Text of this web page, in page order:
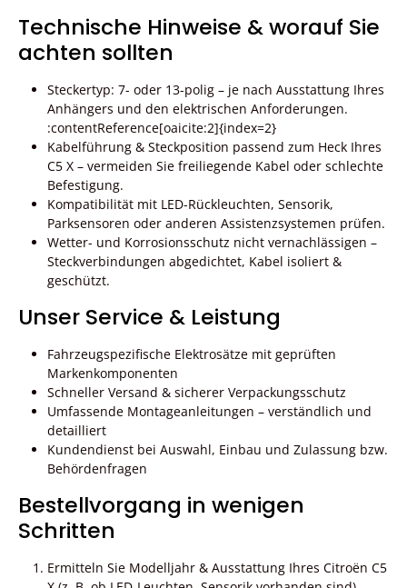
Technische Hinweise & worauf Sie
achten sollten
Steckertyp: 7- oder 13-polig – je nach Ausstattung Ihres
Anhängers und den elektrischen Anforderungen.
:contentReference[oaicite:2]{index=2}
Kabelführung & Steckposition passend zum Heck Ihres
C5 X – vermeiden Sie freiliegende Kabel oder schlechte
Befestigung.
Kompatibilität mit LED-Rückleuchten, Sensorik,
Parksensoren oder anderen Assistenzsystemen prüfen.
Wetter- und Korrosionsschutz nicht vernachlässigen –
Steckverbindungen abgedichtet, Kabel isoliert &
geschützt.
Unser Service & Leistung
Fahrzeugspezifische Elektrosätze mit geprüften
Markenkomponenten
Schneller Versand & sicherer Verpackungsschutz
Umfassende Montageanleitungen – verständlich und
detailliert
Kundendienst bei Auswahl, Einbau und Zulassung bzw.
Behördenfragen
Bestellvorgang in wenigen
Schritten
Ermitteln Sie Modelljahr & Ausstattung Ihres Citroën C5